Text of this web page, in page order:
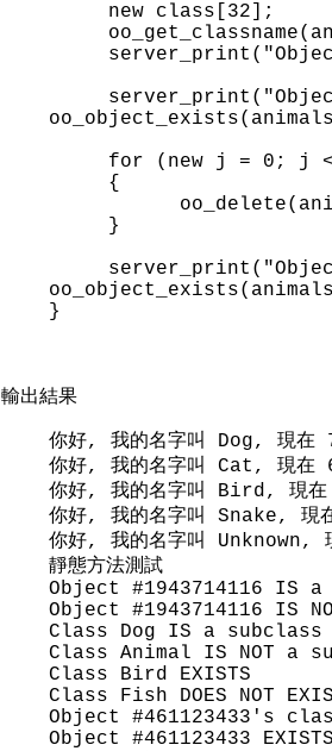
new class[32];
server_print("Object
server_print("Object
for (new j = 0; j <
{
}
server_print("Object
}
輸出結果
你好, 我的名字叫 Dog, 現
你好, 我的名字叫 Cat, 現在
你好, 我的名字叫 Bird, 現
你好, 我的名字叫 Snake,
你好, 我的名字叫 Unknown,
靜態方法測試
Object #1943714116 IS a
Object #1943714116 IS
Class Dog IS a
Class Animal IS NOT a
Class Bird EXISTS
Class Fish DOES NOT
Object #461123433's
Object #461123433